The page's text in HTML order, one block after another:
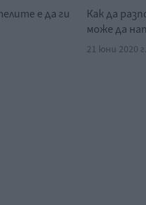
е да ги
Как да
може да
21 юни 2020 г.